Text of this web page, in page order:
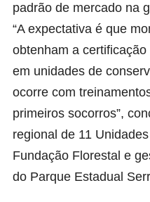
padrão de mercado na
“A expectativa é que
obtenham a certificação
em unidades de
ocorre com
primeiros socorros”,
regional de 11
Fundação Florestal e
do Parque Estadual